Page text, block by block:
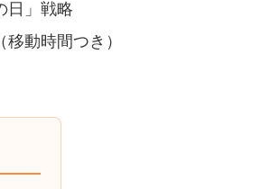
日」戦略
動時間つき）